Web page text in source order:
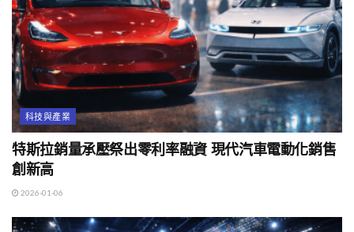
科技與產業
特斯拉銷量承壓祭出零利率融資 現代汽車電動化銷售
創新高
2026-01-06